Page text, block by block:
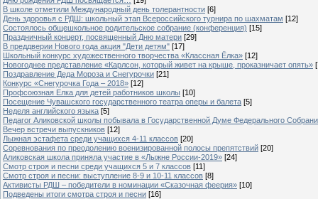
В школе отметили Международный день толерантности [6]
День здоровья с РДШ: школьный этап Всероссийского турнира по шахматам [12]
Состоялось общешкольное родительское собрание (конференция) [15]
Праздничный концерт, посвященный Дню матери [29]
В преддверии Нового года акция "Дети детям" [17]
Школьный конкурс художественного творчества «Классная Ёлка» [12]
Новогоднее представление «Карлсон, который живет на крыше, проказничает опять»
Поздравление Деда Мороза и Снегурочки [21]
Конкурс «Снегурочка Года – 2018» [12]
Профсоюзная Елка для детей работников школы [10]
Посещение Чувашского государственного театра оперы и балета [5]
Неделя английского языка [5]
Педагог Аликовской школы побывала в Государственной Думе Федерального
Вечер встречи выпускников [12]
Лыжная эстафета среди учащихся 4-11 классов [20]
Cоревнования по преодолению военизированной полосы препятствий [20]
Аликовская школа приняла участие в «Лыжне России-2019» [24]
Смотр строя и песни среди учащихся 5 и 7 классов [11]
Смотр строя и песни: выступление 8-9 и 10-11 классов [8]
Активисты РДШ – победители в номинации «Сказочная феерия» [10]
Подведены итоги смотра строя и песни [16]